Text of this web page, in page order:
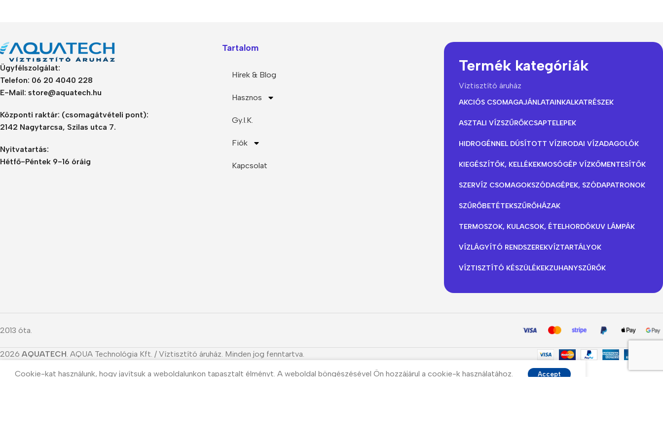
Covers-cases
The thinnest iPhone
iPhone Air
Ügyfélszolgálat:
Telefon: 06 20 4040 228
E-Mail: store@aquatech.hu
Központi raktár: (csomagátvételi pont):
2142 Nagytarcsa, Szilas utca 7.
Nyitvatartás:
Hétfő-Péntek 9-16 óráig
Tartalom
Hírek & Blog
Hasznos
Gy.I.K.
Fiók
Kapcsolat
Termék kategóriák
Víztisztító áruház
AKCIÓS CSOMAGAJÁNLATAINKALKATRÉSZEK
ASZTALI VÍZSZŰRŐKCSAPTELEPEK
HIDROGÉNNEL DÚSÍTOTT VÍZIRODAI VÍZADAGOLÓK
KIEGÉSZÍTŐK, KELLÉKEKMOSÓGÉP VÍZKŐMENTESÍTŐK
SZERVÍZ CSOMAGOKSZÓDAGÉPEK, SZÓDAPATRONOK
SZŰRŐBETÉTEKSZŰRŐHÁZAK
TERMOSZOK, KULACSOK, ÉTELHORDÓKUV LÁMPÁK
VÍZLÁGYÍTÓ RENDSZEREKVÍZTARTÁLYOK
VÍZTISZTÍTÓ KÉSZÜLÉKEKZUHANYSZŰRŐK
2013 óta.
2026 AQUATECH . AQUA Technológia Kft. / Víztisztító áruház. Minden jog fenntartva.
Cookie-kat használunk, hogy javítsuk a weboldalunkon tapasztalt élményt. A weboldal böngészésével Ön hozzájárul a cookie-k használatához. Accept